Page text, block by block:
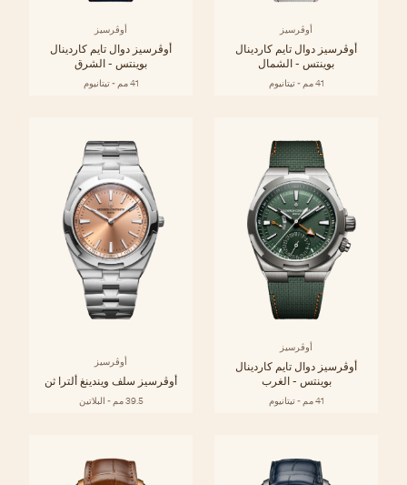
أوڤرسيز
أوڤرسيز دوال تايم كاردينال
بوينتس - الشمال
41 مم - تيتانيوم
أوڤرسيز
أوڤرسيز دوال تايم كاردينال
بوينتس - الشرق
41 مم - تيتانيوم
أوڤرسيز
أوڤرسيز دوال تايم كاردينال
بوينتس - الغرب
41 مم - تيتانيوم
أوڤرسيز
أوڤرسيز سلف ويندينغ ألترا ثن
39.5 مم - البلاتين